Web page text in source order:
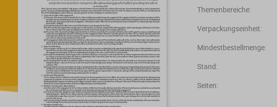
Themenbereiche:
Verpackungseinheit:
Mindestbestellmenge:
Stand:
Seiten: